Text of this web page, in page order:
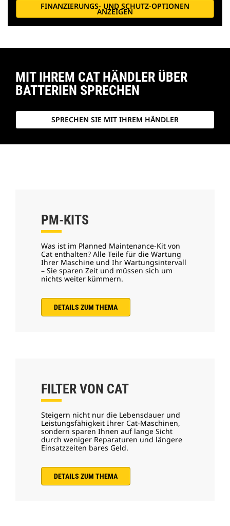
FINANZIERUNGS- UND SCHUTZ-OPTIONEN
ANZEIGEN
MIT IHREM CAT HÄNDLER ÜBER
BATTERIEN SPRECHEN
SPRECHEN SIE MIT IHREM HÄNDLER
PM-KITS
Was ist im Planned Maintenance-Kit von
Cat enthalten? Alle Teile für die Wartung
Ihrer Maschine und Ihr Wartungsintervall
– Sie sparen Zeit und müssen sich um
nichts weiter kümmern.
DETAILS ZUM THEMA
FILTER VON CAT
Steigern nicht nur die Lebensdauer und
Leistungsfähigkeit Ihrer Cat-Maschinen,
sondern sparen Ihnen auf lange Sicht
durch weniger Reparaturen und längere
Einsatzzeiten bares Geld.
DETAILS ZUM THEMA